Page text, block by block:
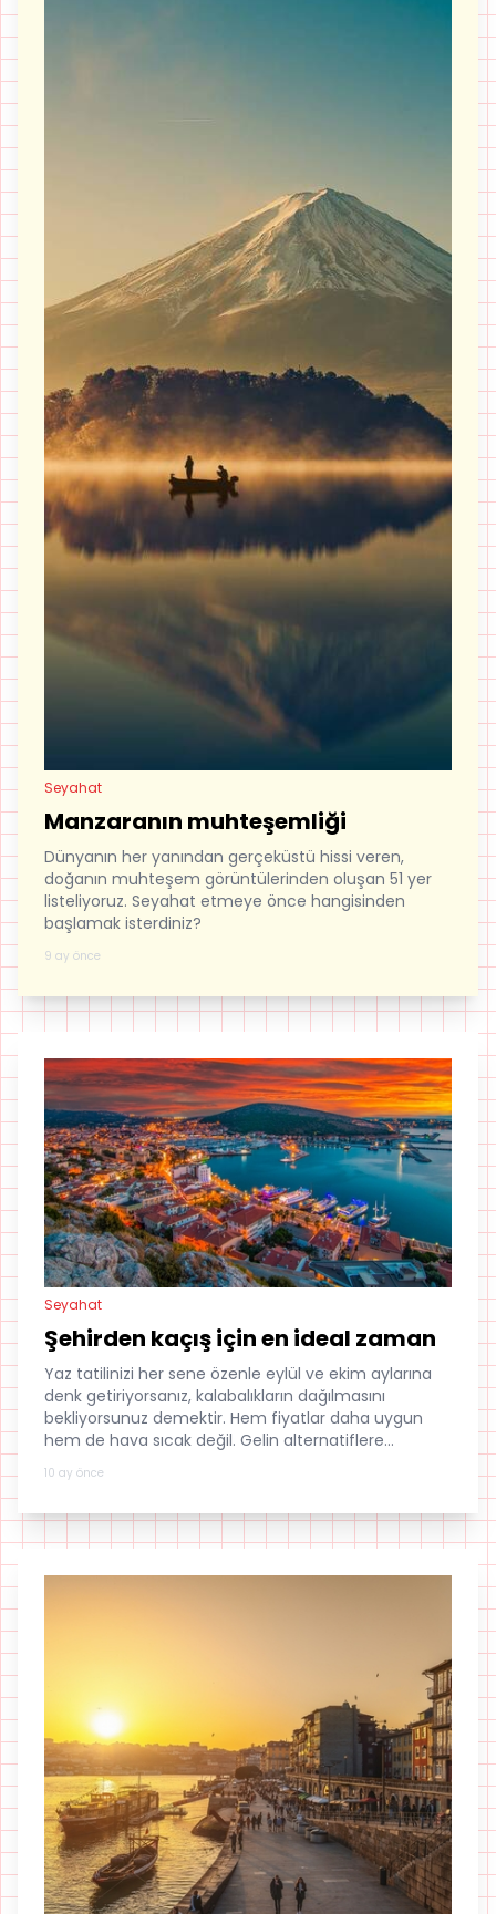
Seyahat
Manzaranın muhteşemliği
Dünyanın her yanından gerçeküstü hissi veren,
doğanın muhteşem görüntülerinden oluşan 51 yer
listeliyoruz. Seyahat etmeye önce hangisinden
başlamak isterdiniz?
9 ay önce
Seyahat
Şehirden kaçış için en ideal zaman
Yaz tatilinizi her sene özenle eylül ve ekim aylarına
denk getiriyorsanız, kalabalıkların dağılmasını
bekliyorsunuz demektir. Hem fiyatlar daha uygun
hem de hava sıcak değil. Gelin alternatiflere
bakalım.
10 ay önce